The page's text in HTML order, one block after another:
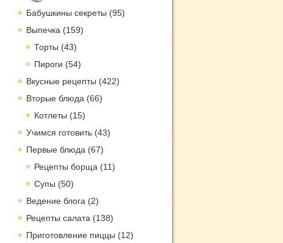
Бабушкины секреты (95)
Выпечка (159)
Торты (43)
Пироги (54)
Вкусные рецепты (422)
Вторые блюда (66)
Котлеты (15)
Учимся готовить (43)
Первые блюда (67)
Рецепты борща (11)
Супы (50)
Ведение блога (2)
Рецепты салата (138)
Приготовление пиццы (12)